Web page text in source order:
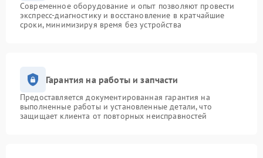
Современное оборудование и опыт позволяют провести
экспресс-диагностику и восстановление в кратчайшие
сроки, минимизируя время без устройства
Гарантия на работы и запчасти
Предоставляется документированная гарантия на
выполненные работы и установленные детали, что
защищает клиента от повторных неисправностей